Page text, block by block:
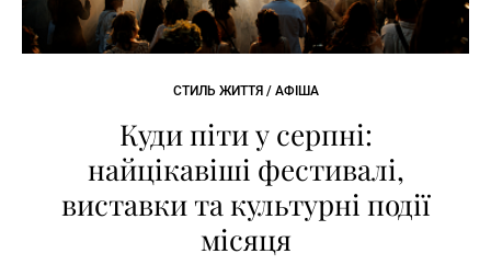
СТИЛЬ ЖИТТЯ / АФІША
Куди піти у серпні:
найцікавіші фестивалі,
виставки та культурні події
місяця